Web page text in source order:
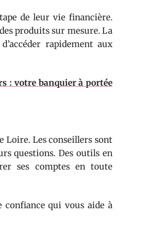
de leur vie financière.
produits sur mesure. La
rapidement aux
: votre banquier à portée
Loire. Les conseillers sont
questions. Des outils en
ses comptes en toute
confiance qui vous aide à